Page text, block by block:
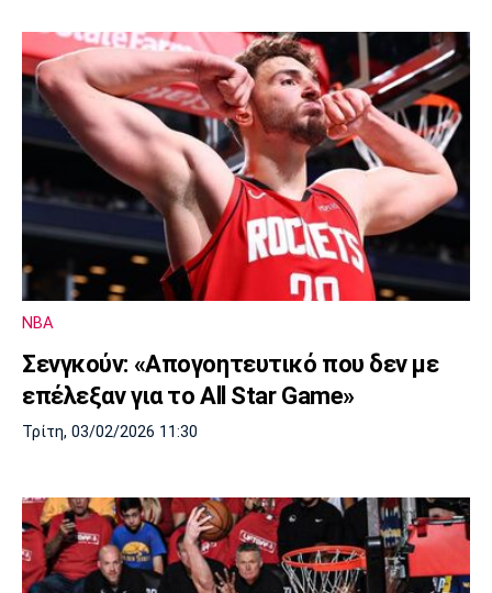
NBA
Σενγκούν: «Απογοητευτικό που δεν με
επέλεξαν για το All Star Game»
Τρίτη, 03/02/2026 11:30